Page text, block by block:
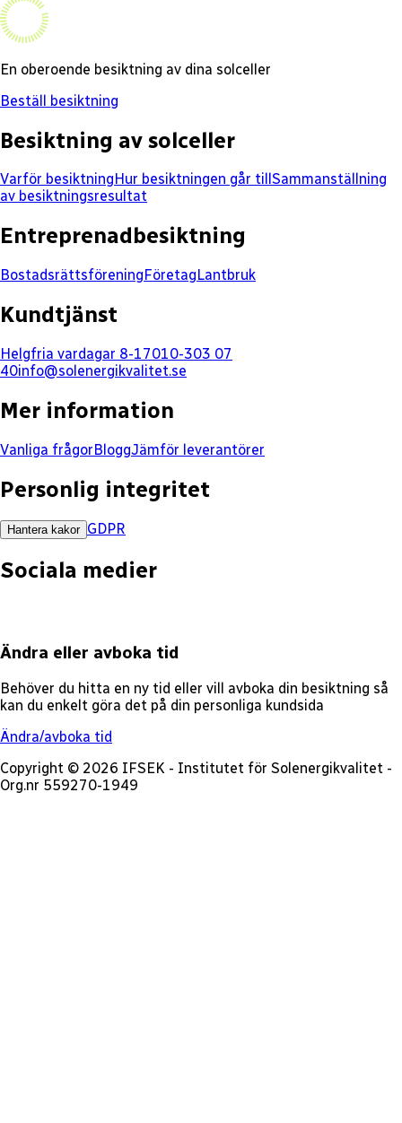
En oberoende besiktning av dina solceller
Beställ besiktning
Besiktning av solceller
Varför besiktningHur besiktningen går till Sammanställning
av besiktningsresultat
Entreprenadbesiktning
BostadsrättsföreningFöretagLantbruk
Kundtjänst
Helgfria vardagar 8-17010-303 07
40info@solenergikvalitet.se
Mer information
Vanliga frågorBloggJämför leverantörer
Personlig integritet
Hantera kakor GDPR
Sociala medier
Ändra eller avboka tid
Behöver du hitta en ny tid eller vill avboka din besiktning så
kan du enkelt göra det på din personliga kundsida
Ändra/avboka tid
Copyright © 2026 IFSEK - Institutet för Solenergikvalitet -
Org.nr 559270-1949